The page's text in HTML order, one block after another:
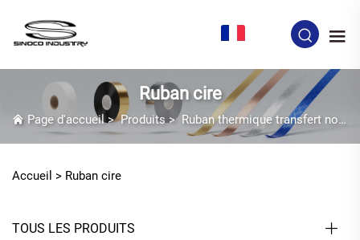
Ruban cire
Page d'accueil>Produits > Ruban thermique transfert noir
Accueil > Ruban cire
TOUS LES PRODUITS